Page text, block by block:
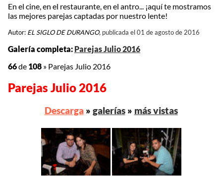
En el cine, en el restaurante, en el antro... ¡aquí te mostramos
las mejores parejas captadas por nuestro lente!
Autor: EL SIGLO DE DURANGO, publicada el 01 de agosto de 2016
Galería completa: Parejas Julio 2016
66de 108 » Parejas Julio 2016
Parejas Julio 2016
Descarga» galerías» más vistas